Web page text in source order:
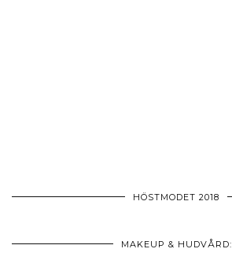
HÖSTMODET 2018
MAKEUP & HUDVÅRD: